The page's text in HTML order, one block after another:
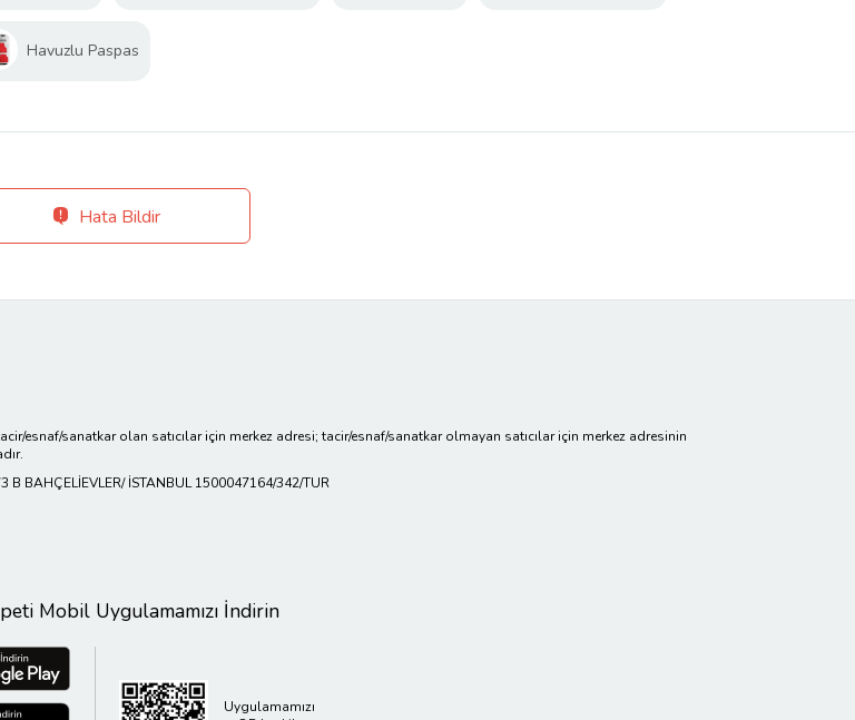
Havuzlu Paspas
Hata Bildir
esnaf/sanatkar olan satıcılar için merkez adresi; tacir/esnaf/sanatkar olmayan satıcılar için merkez adresinin
B BAHÇELİEVLER/ İSTANBUL 1500047164/342/TUR
Mobil Uygulamamızı İndirin
Uygulamamızı